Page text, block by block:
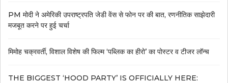
PM मोदी ने अमेरिकी उपराष्ट्रपति जेडी वेंस से फोन पर की बात, रणनीतिक साझेदारी
मजबूत करने पर हुई चर्चा
मिमोह चक्रवर्ती, विशाल विशेष की फिल्म ‘पब्लिक का हीरो’ का पोस्टर व टीजर लॉन्च
THE BIGGEST ‘HOOD PARTY’ IS OFFICIALLY HERE: